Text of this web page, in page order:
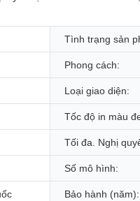
Tình trạng sản
Phong cách:
Loại giao diện:
Tốc độ in màu
Tối đa. Nghị
Số mô hình:
Bảo hành (năm):